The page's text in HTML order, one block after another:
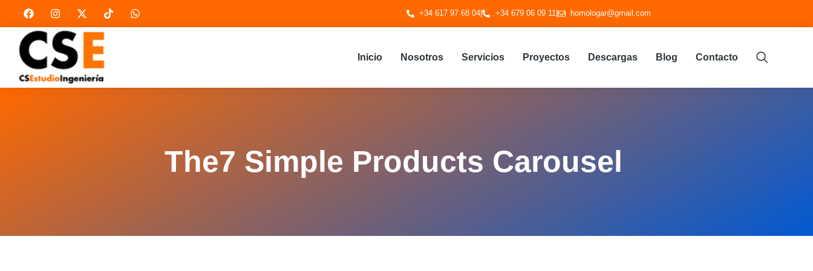
+34 617 97 68 04 | +34 679 06 09 11| homologar@gmail.com
Inicio Nosotros Servicios Proyectos Descargas Blog Contacto
The7 Simple Products Carousel